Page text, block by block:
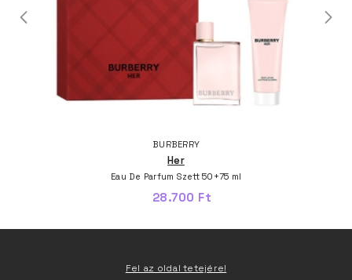
BURBERRY
Her
Eau De Parfum Szett 50+75 ml
28.700 Ft
Fel az oldal tetejére!